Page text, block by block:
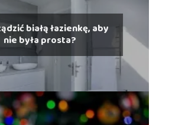
białą łazienkę, aby
nie była prosta?